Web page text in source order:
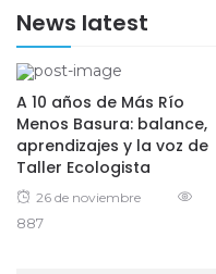
News latest
A 10 años de Más Río
Menos Basura: balance,
aprendizajes y la voz de
Taller Ecologista
Posted
on
26 de noviembre
887